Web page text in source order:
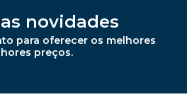
novidades
para oferecer os melhores
preços.